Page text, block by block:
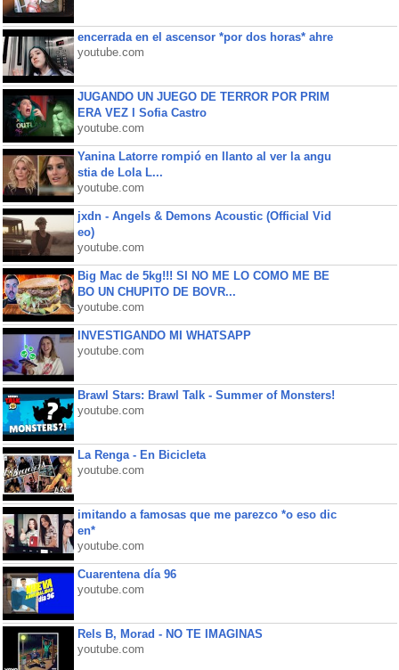
encerrada en el ascensor *por dos horas* ahre
youtube.com
JUGANDO UN JUEGO DE TERROR POR PRIM
ERA VEZ l Sofia Castro
youtube.com
Yanina Latorre rompió en llanto al ver la angu
stia de Lola L...
youtube.com
jxdn - Angels & Demons Acoustic (Official Vid
eo)
youtube.com
Big Mac de 5kg!!! SI NO ME LO COMO ME BE
BO UN CHUPITO DE BOVR...
youtube.com
INVESTIGANDO MI WHATSAPP
youtube.com
Brawl Stars: Brawl Talk - Summer of Monsters!
youtube.com
La Renga - En Bicicleta
youtube.com
imitando a famosas que me parezco *o eso dic
en*
youtube.com
Cuarentena día 96
youtube.com
Rels B, Morad - NO TE IMAGINAS
youtube.com